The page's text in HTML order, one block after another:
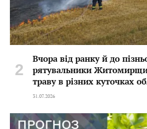
Вчора від ранку й до
рятувальники
траву в різних куточках
31.07.2026